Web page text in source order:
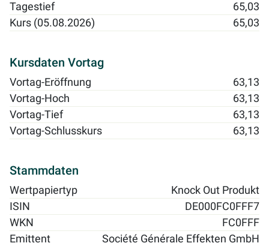
Tagestief
65,03
Kurs (05.08.2026)
65,03
Kursdaten Vortag
Vortag-Eröffnung
63,13
Vortag-Hoch
63,13
Vortag-Tief
63,13
Vortag-Schlusskurs
63,13
Stammdaten
Wertpapiertyp
Knock Out Produkt
ISIN
DE000FC0FFF7
WKN
FC0FFF
Emittent
Société Générale Effekten GmbH